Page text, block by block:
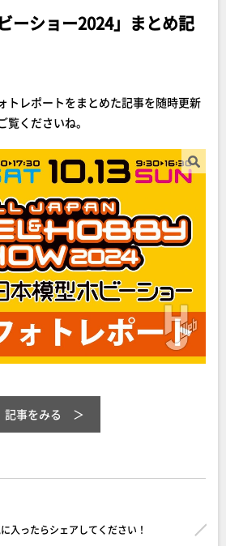
ーショー2024」まとめ記
トレポートをまとめた記事を随時更新
くださいね。
記事をみる
入ったらシェアしてください！